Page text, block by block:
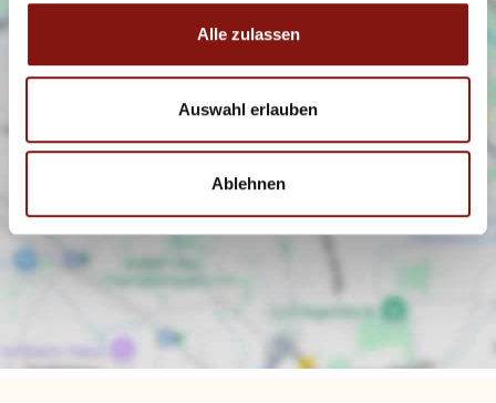
Alle zulassen
Auswahl erlauben
Ablehnen